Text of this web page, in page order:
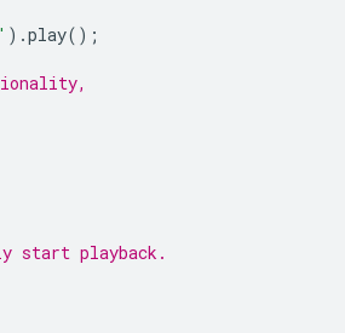
).play();
start playback.